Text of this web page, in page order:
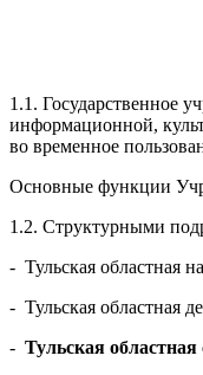
1.1. Государственное
информационной,
во временное
Основные функции
1.2. Структурными
- Тульская областная
- Тульская областная
- Тульская